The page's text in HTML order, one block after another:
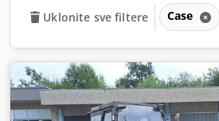
Uklonite sve filtere Case